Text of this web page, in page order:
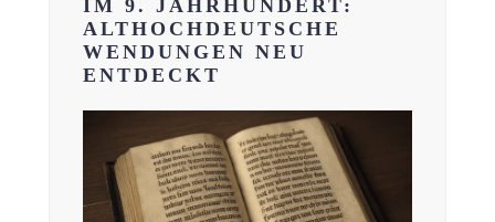
IM 9. JAHRHUNDERT:
ALTHOCHDEUTSCHE
WENDUNGEN NEU
ENTDECKT